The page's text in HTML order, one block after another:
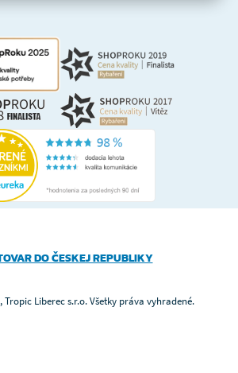
DO ČESKEJ REPUBLIKY
Liberec s.r.o. Všetky práva vyhradené.